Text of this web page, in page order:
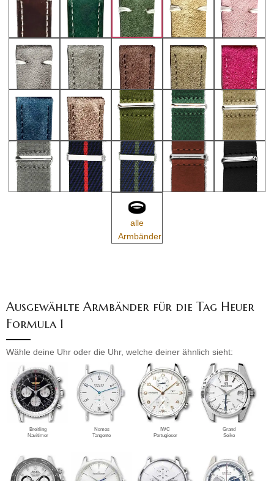
alle
Armbänder
Ausgewählte Armbänder für die Tag Heuer
Formula 1
Wähle deine Uhr oder die Uhr, welche deiner ähnlich sieht:
Breitling
Navitimer
Nomos
Tangente
IWC
Portugieser
Grand
Seiko